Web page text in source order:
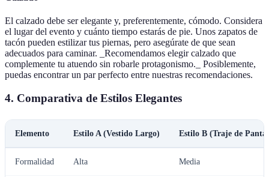
El calzado debe ser elegante y, preferentemente, cómodo. Considera
el lugar del evento y cuánto tiempo estarás de pie. Unos zapatos de
tacón pueden estilizar tus piernas, pero asegúrate de que sean
adecuados para caminar. _Recomendamos elegir calzado que
complemente tu atuendo sin robarle protagonismo._ Posiblemente,
puedas encontrar un par perfecto entre nuestras recomendaciones.
4. Comparativa de Estilos Elegantes
Elemento Estilo A (Vestido Largo) Estilo B (Traje de
Formalidad Alta Media